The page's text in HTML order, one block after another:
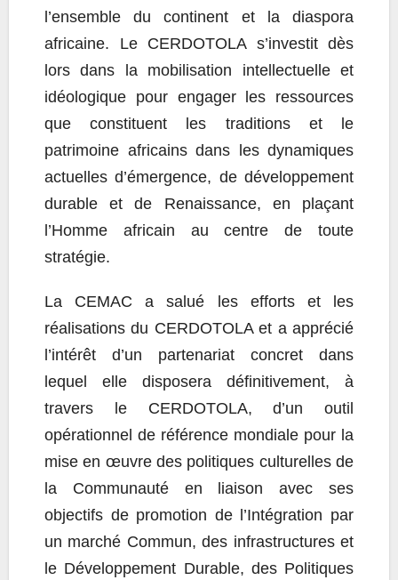
l’ensemble du continent et la diaspora
africaine. Le CERDOTOLA s’investit dès
lors dans la mobilisation intellectuelle et
idéologique pour engager les ressources
que constituent les traditions et le
patrimoine africains dans les dynamiques
actuelles d’émergence, de développement
durable et de Renaissance, en plaçant
l’Homme africain au centre de toute
stratégie.
La CEMAC a salué les efforts et les
réalisations du CERDOTOLA et a apprécié
l’intérêt d’un partenariat concret dans
lequel elle disposera définitivement, à
travers le CERDOTOLA, d’un outil
opérationnel de référence mondiale pour la
mise en œuvre des politiques culturelles de
la Communauté en liaison avec ses
objectifs de promotion de l’Intégration par
un marché Commun, des infrastructures et
le Développement Durable, des Politiques